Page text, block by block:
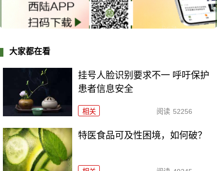
大家都在看
挂号人脸识别要求不一 呼吁保护
患者信息安全
相关 阅读 52256
特医食品可及性困境，如何破？